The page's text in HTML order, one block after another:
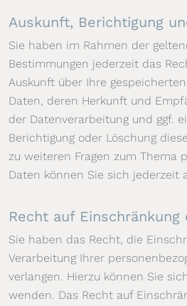
Auskunft, Berichtigung
Sie haben im Rahmen der
Bestimmungen jederzeit das
Auskunft über Ihre
Daten, deren Herkunft und
der Datenverarbeitung und ggf.
Berichtigung oder Löschung
zu weiteren Fragen zum Thema
Daten können Sie sich jederzeit
Recht auf
Sie haben das Recht, die
Verarbeitung Ihrer
verlangen. Hierzu können Sie
wenden. Das Recht auf